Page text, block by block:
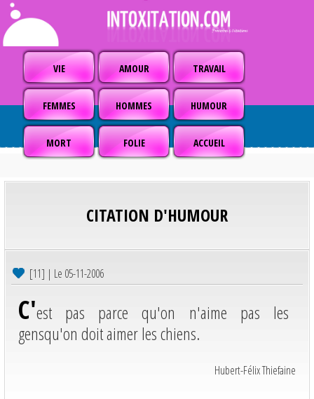
VIE AMOUR TRAVAIL
FEMMES HOMMES HUMOUR
MORT FOLIE ACCUEIL
CITATION D'HUMOUR
[11] | Le 05-11-2006
C'est pas parce qu'on n'aime pas les
gensqu'on doit aimer les chiens.
Hubert-Félix Thiefaine